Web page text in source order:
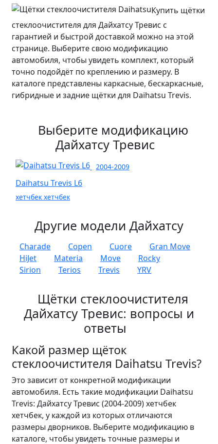
Купить щётки
стеклоочистителя для Дайхатсу Тревис с
гарантией и быстрой доставкой можно на этой
странице. Выберите свою модификацию
автомобиля, чтобы увидеть комплект, который
точно подойдёт по креплению и размеру. В
каталоге представлены каркасные, бескаркасные,
гибридные и задние щётки для Daihatsu Trevis.
Выберите модификацию
Дайхатсу Тревис
2004-2009
Daihatsu Trevis L6
хетчбек хетчбек
Другие модели Дайхатсу
Charade Copen Cuore
Gran Move
HiJet
Materia Move
Rocky
Sirion
Terios Trevis YRV
Щётки стеклоочистителя
Дайхатсу Тревис: вопросы и
ответы
Какой размер щёток
стеклоочистителя Daihatsu Trevis?
Это зависит от конкретной модификации
автомобиля. Есть такие модификации Daihatsu
Trevis: Дайхатсу Тревис (2004-2009) хетчбек
хетчбек, у каждой из которых отличаются
размеры дворников. Выберите модификацию в
каталоге, чтобы увидеть точные размеры и